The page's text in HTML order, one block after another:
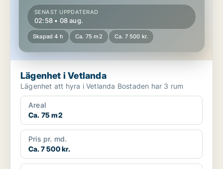
SENAST UPPDATERAD
02:58 • 08 aug.
Skapad 4 h Ca. 75 m2 Ca. 7 500 kr.
Lägenhet i Vetlanda
Lägenhet att hyra i Vetlanda Bostaden har 3 rum
Areal
Ca. 75 m2
Pris pr. md.
Ca. 7 500 kr.